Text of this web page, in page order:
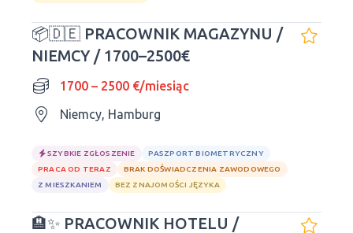
📦🇩🇪 PRACOWNIK MAGAZYNU /
NIEMCY / 1700–2500€
1700 – 2500 €/miesiąc
Niemcy, Hamburg
SZYBKIE ZGŁOSZENIE
PASZPORT BIOMETRYCZNY
PRACA OD TERAZ
BRAK DOŚWIADCZENIA ZAWODOWEGO
Z MIESZKANIEM
BEZ ZNAJOMOŚCI JĘZYKA
🏨✨ PRACOWNIK HOTELU /